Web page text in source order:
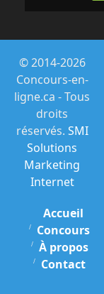
© 2014-2026
Concours-en-
ligne.ca - Tous
droits
réservés. SMI
Solutions
Marketing
Internet
Accueil
Concours
À propos
Contact